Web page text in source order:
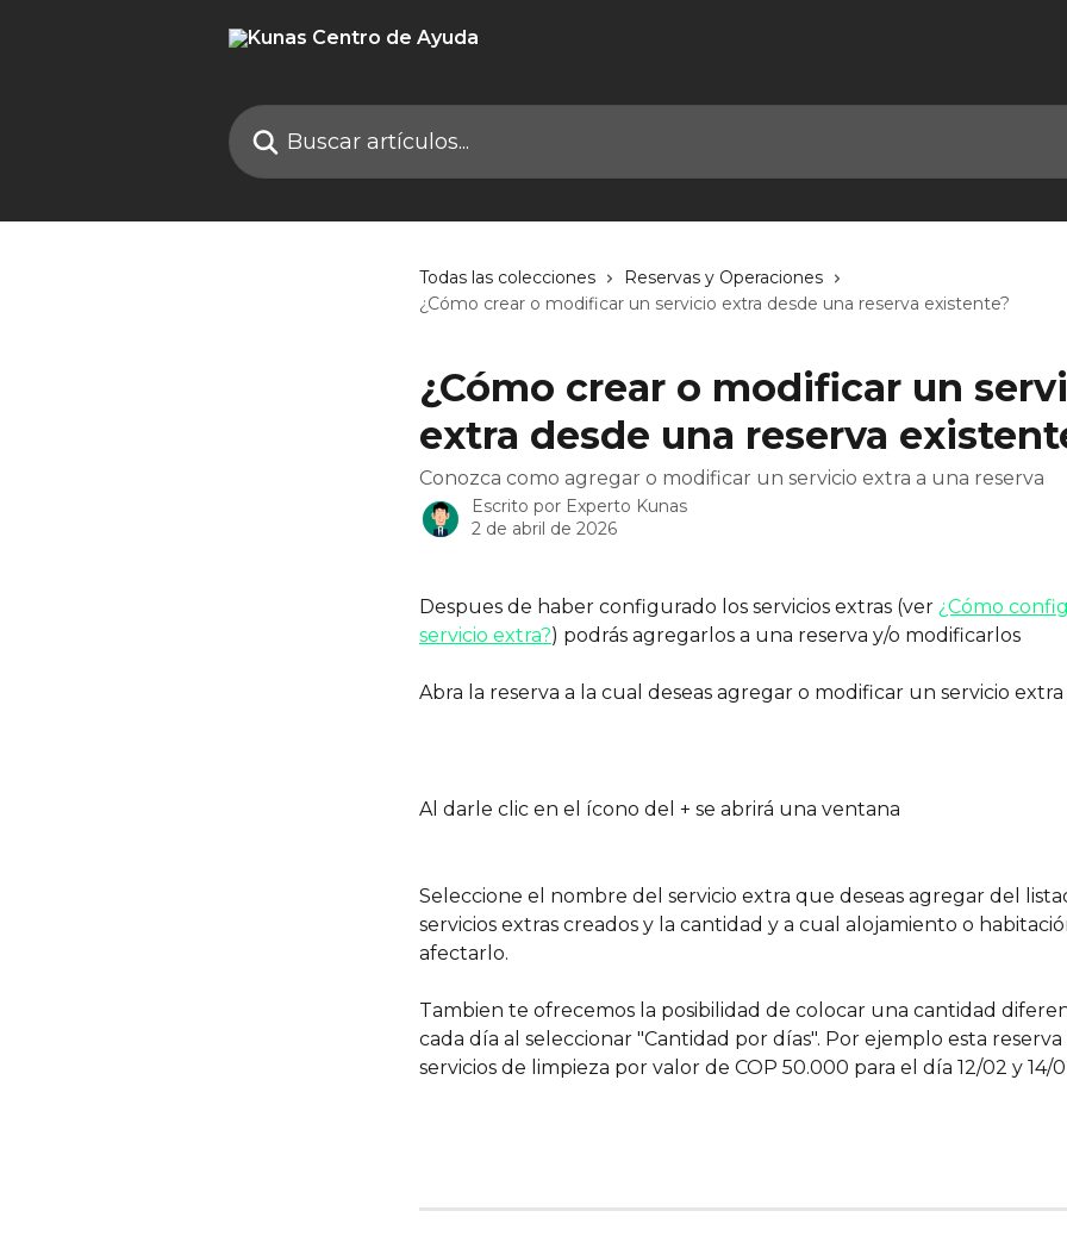
Buscar artículos...
Todas las colecciones
Reservas y Operaciones
¿Cómo crear o modificar un servicio extra desde una reserva existente?
¿Cómo crear o modificar un
extra desde una reserva
Conozca como agregar o modificar un servicio extra a una reserva
Escrito por Experto Kunas
2 de abril de 2026
Despues de haber configurado los servicios extras (ver ¿Cómo
servicio extra?) podrás agregarlos a una reserva y/o modificarlos
Abra la reserva a la cual deseas agregar o modificar un servicio extra
Al darle clic en el ícono del + se abrirá una ventana
Seleccione el nombre del servicio extra que deseas agregar del
servicios extras creados y la cantidad y a cual alojamiento o
afectarlo.
Tambien te ofrecemos la posibilidad de colocar una cantidad
cada día al seleccionar "Cantidad por días". Por ejemplo esta
servicios de limpieza por valor de COP 50.000 para el día 12/02 y 14/